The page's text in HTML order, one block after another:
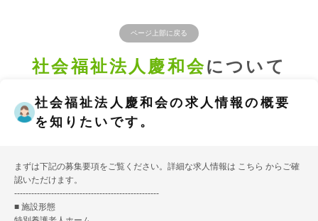
ページ上部に戻る
社会福祉法人慶和会について
社会福祉法人慶和会の求人情報の概要
を知りたいです。
まずは下記の募集要項をご覧ください。詳細な求人情報は こちら からご確
認いただけます。
---------------------------------------------------
■ 施設形態